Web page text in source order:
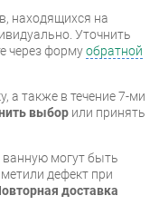
находящихся на
Уточнить
через формуобратной
а также в течение 7-ми
выбор или принять
могут быть
дефект при
доставка